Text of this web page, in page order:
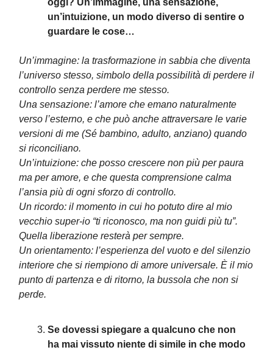
oggi? Un’immagine, una sensazione,
un’intuizione, un modo diverso di sentire o
guardare le cose…
Un’immagine: la trasformazione in sabbia che diventa
l’universo stesso, simbolo della possibilità di perdere il
controllo senza perdere me stesso.
Una sensazione: l’amore che emano naturalmente
verso l’esterno, e che può anche attraversare le varie
versioni di me (Sé bambino, adulto, anziano) quando
si riconciliano.
Un’intuizione: che posso crescere non più per paura
ma per amore, e che questa comprensione calma
l’ansia più di ogni sforzo di controllo.
Un ricordo: il momento in cui ho potuto dire al mio
vecchio super-io “ti riconosco, ma non guidi più tu”.
Quella liberazione resterà per sempre.
Un orientamento: l’esperienza del vuoto e del silenzio
interiore che si riempiono di amore universale. È il mio
punto di partenza e di ritorno, la bussola che non si
perde.
Se dovessi spiegare a qualcuno che non
ha mai vissuto niente di simile in che modo